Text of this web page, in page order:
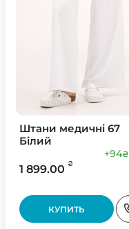
Штани медичні 67
Білий
1 899.00 ₴
+94₴
КУПИТЬ